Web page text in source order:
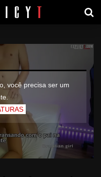
você precisa ser um